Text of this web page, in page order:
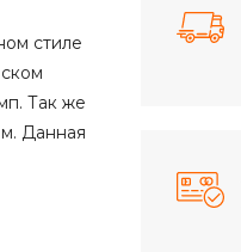
стиле
Так же
Данная